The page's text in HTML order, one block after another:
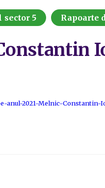
5 Rapoarte
anul-2021-Melnic-Constantin-